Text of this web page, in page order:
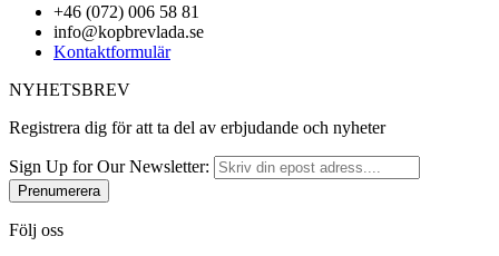
+46 (072) 006 58 81
info@kopbrevlada.se
Kontaktformulär
NYHETSBREV
Registrera dig för att ta del av erbjudande och nyheter
Sign Up for Our Newsletter:
Prenumerera
Följ oss